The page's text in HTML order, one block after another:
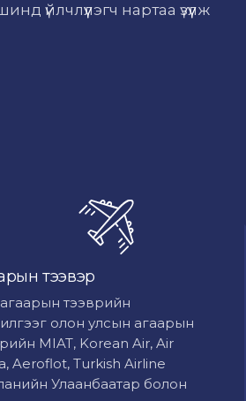
үйлчлүүлэгч нартаа үзүүлж
тээвэр
тээврийн
олон улсын агаарын
MIAT, Korean Air, Air
Aeroflot, Turkish Airline
Улаанбаатар болон